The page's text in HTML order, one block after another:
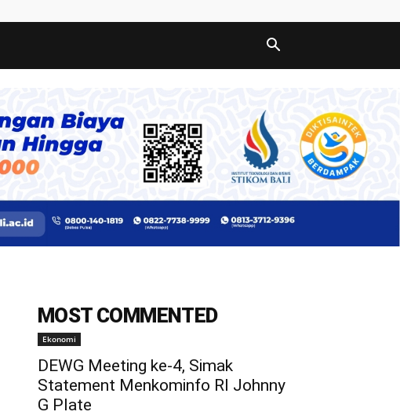
MOST COMMENTED
Ekonomi
DEWG Meeting ke-4, Simak
Statement Menkominfo RI Johnny
G Plate